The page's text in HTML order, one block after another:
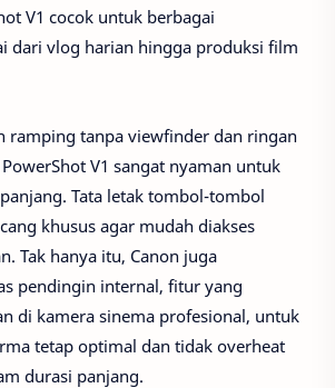
V1 cocok untuk berbagai
dari vlog harian hingga produksi film
ramping tanpa viewfinder dan ringan
V1 sangat nyaman untuk
Tata letak tombol-tombol
khusus agar mudah diakses
Tak hanya itu, Canon juga
pendingin internal, fitur yang
di kamera sinema profesional, untuk
tetap optimal dan tidak overheat
durasi panjang.